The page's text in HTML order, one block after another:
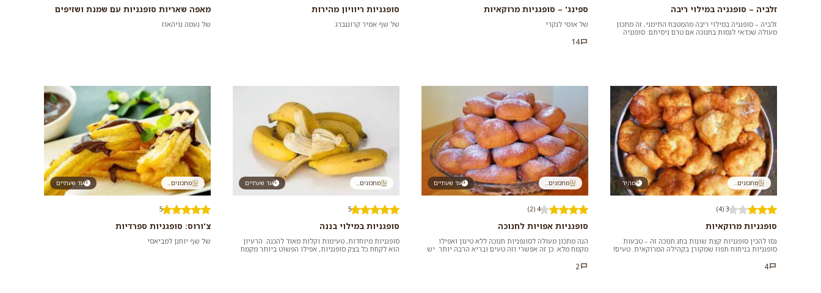
זלביה – סופגניה במילוי ריבה
זלביה – סופגניה במילוי ריבה מהמטבח התימני, זה מתכון
מעולה שכדאי לנסות בחנוכה אם טרם ניסיתם: סופגניה
ספינג' – סופגניות מרוקאיות
של אוסי לנקרי
14
סופגניות ריוויון מהירות
של שף אמיר קרוננברג
מאפה שאריות סופגניות עם שמנת ושזיפים
של נעמה נויהאוז
מהיר מתכונים...
3 (4)
סופגניות מרוקאיות
נסו להכין סופגניות קצת שונות בחג חנוכה זה – טבעות
סופגניות בניחוח תפוז שמקורן בקהילה המרוקאית. טעים!
4
עד שעתיים מתכונים...
4 (2)
סופגניות אפויות לחנוכה
הנה מתכון מעולה לסוגפניות חנוכה ללא טיגון ואפילו
מקמח מלא. כן זה אפשרי וזה טעים ובריא הרבה יותר. יש
2
עד שעתיים מתכונים...
5
סופגניות במילוי בננה
סופגניות מיוחדות, טעימות וקלות מאוד להכנה. הרעיון
הוא לקחת כל בצק סופגניות, אפילו הפשוט ביותר מקמח
עד שעתיים מתכונים...
5
צ'ורוס: סופגניות ספרדיות
של שף יוחנן למביאסי